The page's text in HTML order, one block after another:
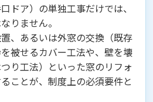
ドア）の単独工事だけでは、
りません。
、あるいは外窓の交換（既存
被せるカバー工法や、壁を壊
り工法）といった窓のリフォ
ことが、制度上の必須要件と